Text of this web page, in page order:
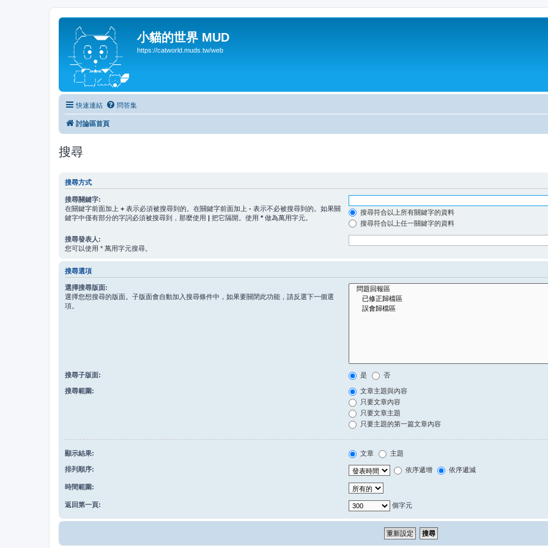
小貓的世界 MUD
https://catworld.muds.tw/web
快速連結 問答集
討論區首頁
搜尋
搜尋方式
搜尋關鍵字:
在關鍵字前面加上 + 表示必須被搜尋到的。在關鍵字前面加上 - 表示不必被搜尋到的。如果關
鍵字中僅有部分的字詞必須被搜尋到，那麼使用 | 把它隔開。使用 * 做為萬用字元。
搜尋符合以上所有關鍵字的資料
搜尋符合以上任一關鍵字的資料
搜尋發表人:
您可以使用 * 萬用字元搜尋。
搜尋選項
選擇搜尋版面:
選擇您想搜尋的版面。子版面會自動加入搜尋條件中，如果要關閉此功能，請反選下一個選
項。
搜尋子版面: 是 否
搜尋範圍:
文章主題與內容
只要文章內容
只要文章主題
只要主題的第一篇文章內容
顯示結果: 文章 主題
排列順序: 依序遞增 依序遞減
時間範圍:
返回第一頁: 個字元